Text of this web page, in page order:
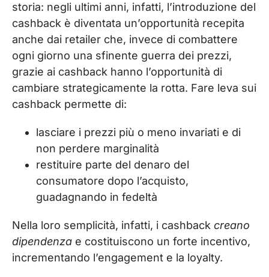
storia: negli ultimi anni, infatti, l’introduzione del
cashback è diventata un’opportunità recepita
anche dai retailer che, invece di combattere
ogni giorno una sfinente guerra dei prezzi,
grazie ai cashback hanno l’opportunità di
cambiare strategicamente la rotta. Fare leva sui
cashback permette di:
lasciare i prezzi più o meno invariati e di
non perdere marginalità
restituire parte del denaro del
consumatore dopo l’acquisto,
guadagnando in fedeltà
Nella loro semplicità, infatti, i cashback creano
dipendenza e costituiscono un forte incentivo,
incrementando l’engagement e la loyalty.